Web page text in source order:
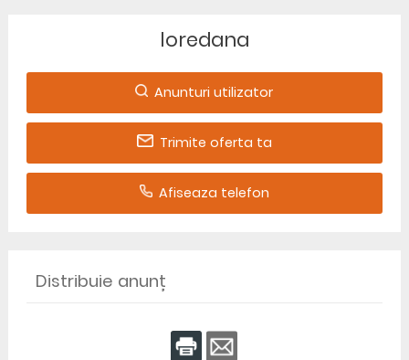
loredana
Anunturi utilizator
Trimite oferta ta
Afiseaza telefon
Distribuie anunț